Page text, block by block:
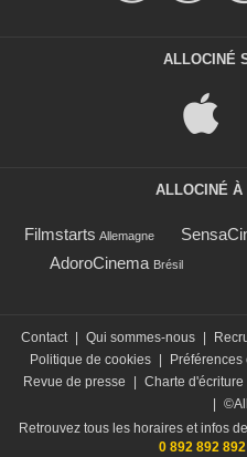
ALLOCINÉ
ALLOCINÉ À
Filmstarts Allemagne
AdoroCinema Brésil
Contact | Qui sommes-nous |
Politique de cookies | Préférences
Revue de presse
| Charte d'écriture
|
Retrouvez tous les horaires et infos
0 892 892 892